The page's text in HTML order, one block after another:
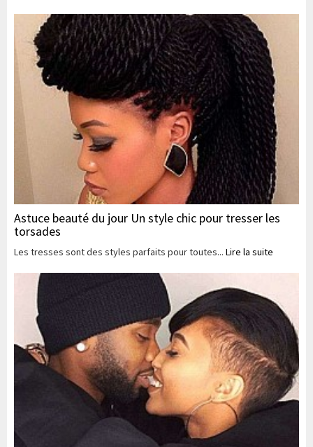
Astuce beauté du jour Un style chic pour tresser les
torsades
Les tresses sont des styles parfaits pour toutes... Lire la suite